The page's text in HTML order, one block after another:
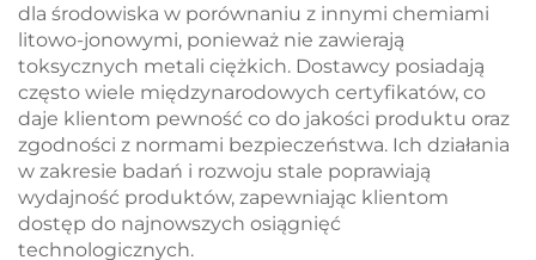
dla środowiska w porównaniu z innymi chemiami
litowo-jonowymi, ponieważ nie zawierają
toksycznych metali ciężkich. Dostawcy posiadają
często wiele międzynarodowych certyfikatów, co
daje klientom pewność co do jakości produktu oraz
zgodności z normami bezpieczeństwa. Ich działania
w zakresie badań i rozwoju stale poprawiają
wydajność produktów, zapewniając klientom
dostęp do najnowszych osiągnięć
technologicznych.